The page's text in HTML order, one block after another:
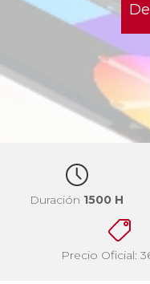
Duración 1500 H
Precio Oficial: